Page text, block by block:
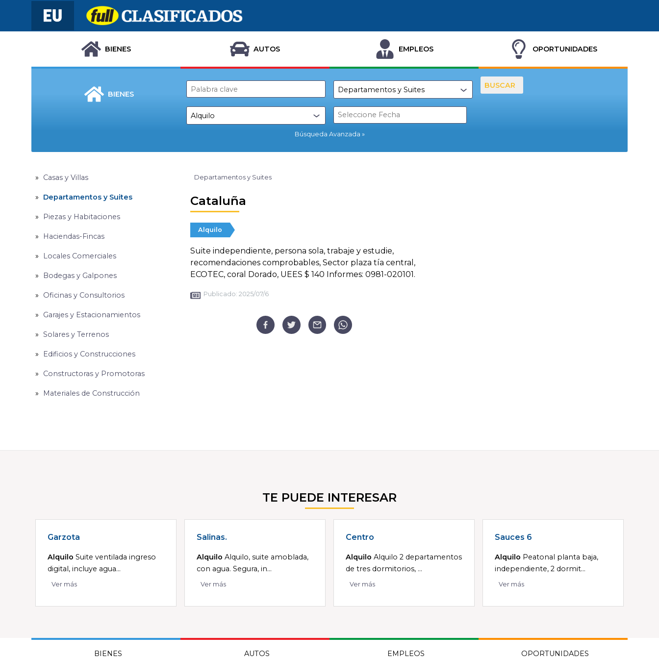
BIENES AUTOS EMPLEOS OPORTUNIDADES
BIENES
Búsqueda Avanzada
BUSCAR
Casas y Villas
Departamentos y Suites
Piezas y Habitaciones
Haciendas-Fincas
Locales Comerciales
Bodegas y Galpones
Oficinas y Consultorios
Garajes y Estacionamientos
Solares y Terrenos
Edificios y Construcciones
Constructoras y Promotoras
Materiales de Construcción
Departamentos y Suites
Cataluña
Alquilo
Suite independiente, persona sola, trabaje y estudie,
recomendaciones comprobables, Sector plaza tía central,
ECOTEC, coral Dorado, UEES $ 140 Informes: 0981-020101.
Publicado: 2025/07/6
TE PUEDE INTERESAR
Garzota
Alquilo Suite ventilada ingreso
digital, incluye agua...
Ver más
Salinas.
Alquilo Alquilo, suite amoblada,
con agua. Segura, in...
Ver más
Centro
Alquilo Alquilo 2 departamentos
de tres dormitorios, ...
Ver más
Sauces 6
Alquilo Peatonal planta baja,
independiente, 2 dormit...
Ver más
BIENES AUTOS EMPLEOS OPORTUNIDADES